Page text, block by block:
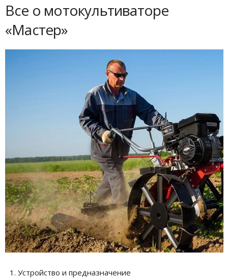
Все о мотокультиваторе
«Мастер»
Устройство и предназначение